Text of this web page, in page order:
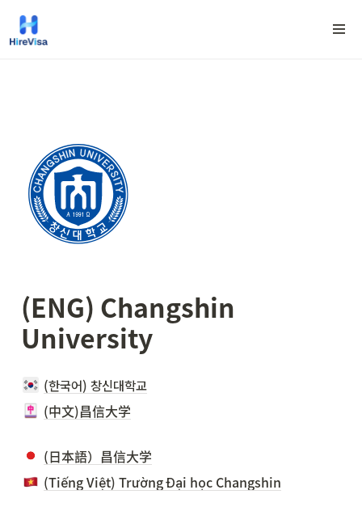
(ENG) Changshin
University
(한국어) 창신대학교
(中文)昌信大学
(日本語）昌信大学
(Tiếng Việt) Trường Đại học Changshin